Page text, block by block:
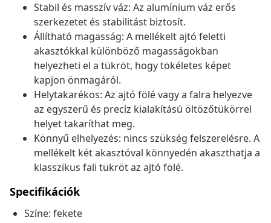
Stabil és masszív váz: Az alumínium váz erős
szerkezetet és stabilitást biztosít.
Állítható magasság: A mellékelt ajtó feletti
akasztókkal különböző magasságokban
helyezheti el a tükröt, hogy tökéletes képet
kapjon önmagáról.
Helytakarékos: Az ajtó fölé vagy a falra helyezve
az egyszerű és precíz kialakítású öltözőtükörrel
helyet takaríthat meg.
Könnyű elhelyezés: nincs szükség felszerelésre. A
mellékelt két akasztóval könnyedén akaszthatja a
klasszikus fali tükröt az ajtó fölé.
Specifikációk
Színe: fekete